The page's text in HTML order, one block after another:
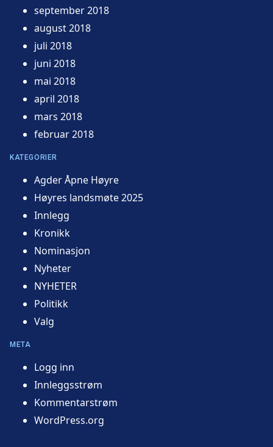
september 2018
august 2018
juli 2018
juni 2018
mai 2018
april 2018
mars 2018
februar 2018
KATEGORIER
Agder Åpne Høyre
Høyres landsmøte 2025
Innlegg
Kronikk
Nominasjon
Nyheter
NYHETER
Politikk
Valg
META
Logg inn
Innleggsstrøm
Kommentarstrøm
WordPress.org